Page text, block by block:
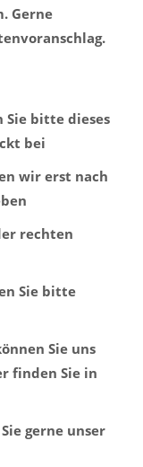
Gerne
Sie bitte dieses
bei
wir erst nach
rechten
Sie bitte
Sie uns
finden Sie in
gerne unser